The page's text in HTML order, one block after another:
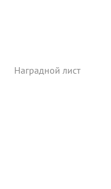
Наградной лист